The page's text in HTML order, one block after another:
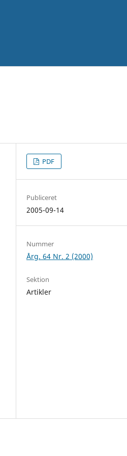
PDF
Publiceret
2005-09-14
Nummer
Årg. 64 Nr. 2 (2000)
Sektion
Artikler